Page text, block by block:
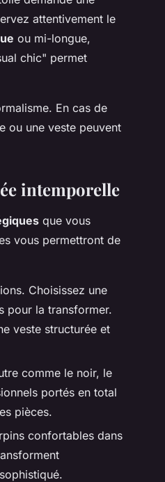
attentivement le
ou mi-longue,
chic" permet
En cas de
ou une veste peuvent
intemporelle
que vous
vous permettront de
Choisissez une
pour la transformer.
veste structurée et
comme le noir, le
portés en total
pièces.
confortables dans